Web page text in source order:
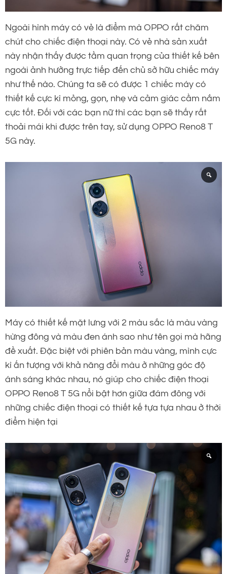
Ngoài hình máy có vẻ là điểm mà OPPO rất chăm
chút cho chiếc điện thoại này. Có vẻ nhà sản xuất
này nhận thấy được tầm quan trọng của thiết kế bên
ngoài ảnh hưởng trực tiếp đến chủ sở hữu chiếc máy
như thế nào. Chúng ta sẽ có được 1 chiếc máy có
thiết kế cực kì mỏng, gọn, nhẹ và cảm giác cầm nắm
cực tốt. Đối với các bạn nữ thì các bạn sẽ thấy rất
thoải mái khi được trên tay, sử dụng OPPO Reno8 T
5G này.
Máy có thiết kế mặt lưng với 2 màu sắc là màu vàng
hừng đông và màu đen ánh sao như tên gọi mà hãng
đề xuất. Đặc biệt với phiên bản màu vàng, mình cực
kì ấn tượng với khả năng đổi màu ở những góc độ
ánh sáng khác nhau, nó giúp cho chiếc điện thoại
OPPO Reno8 T 5G nổi bật hơn giữa đám đông với
những chiếc điện thoại có thiết kế tựa tựa nhau ở thời
điểm hiện tại